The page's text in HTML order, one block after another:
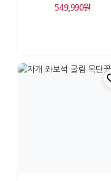
549,990원